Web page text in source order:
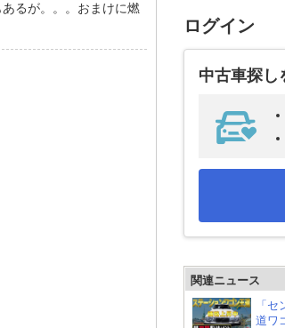
るが。。。おまけに燃
ログイン
中古車探し
関連ニュース
「
道ワ